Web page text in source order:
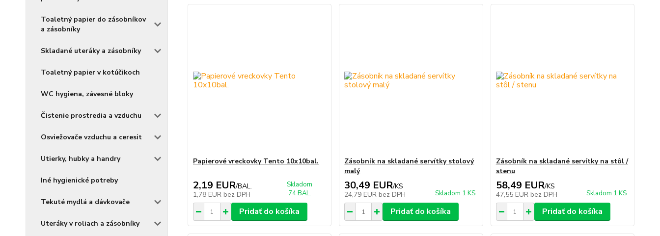
Toaletný papier do zásobníkov
a zásobníky
Skladané uteráky a zásobníky
Toaletný papier v kotúčikoch
WC hygiena, závesné bloky
Čistenie prostredia a vzduchu
Osviežovače vzduchu a ceresit
Utierky, hubky a handry
Iné hygienické potreby
Tekuté mydlá a dávkovače
Uteráky v roliach a zásobníky
Papierové vreckovky Tento 10x10bal.
2,19 EUR/BAL.
1,78 EUR bez DPH
Skladom
74 BAL.
Pridať do košíka
Zásobník na skladané servítky stolový
malý
30,49 EUR/KS
24,79 EUR bez DPH Skladom 1 KS
Pridať do košíka
Zásobník na skladané servítky na stôl /
stenu
58,49 EUR/KS
47,55 EUR bez DPH Skladom 1 KS
Pridať do košíka